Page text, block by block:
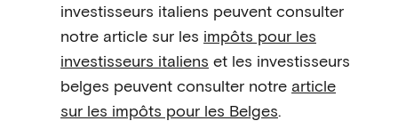
investisseurs italiens peuvent consulter
notre article sur les impôts pour les
investisseurs italiens et les investisseurs
belges peuvent consulter notre article
sur les impôts pour les Belges.